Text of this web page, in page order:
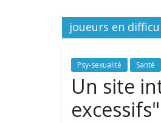
famille
joueurs en
Psy-sexualité Santé
Un site
excessifs"